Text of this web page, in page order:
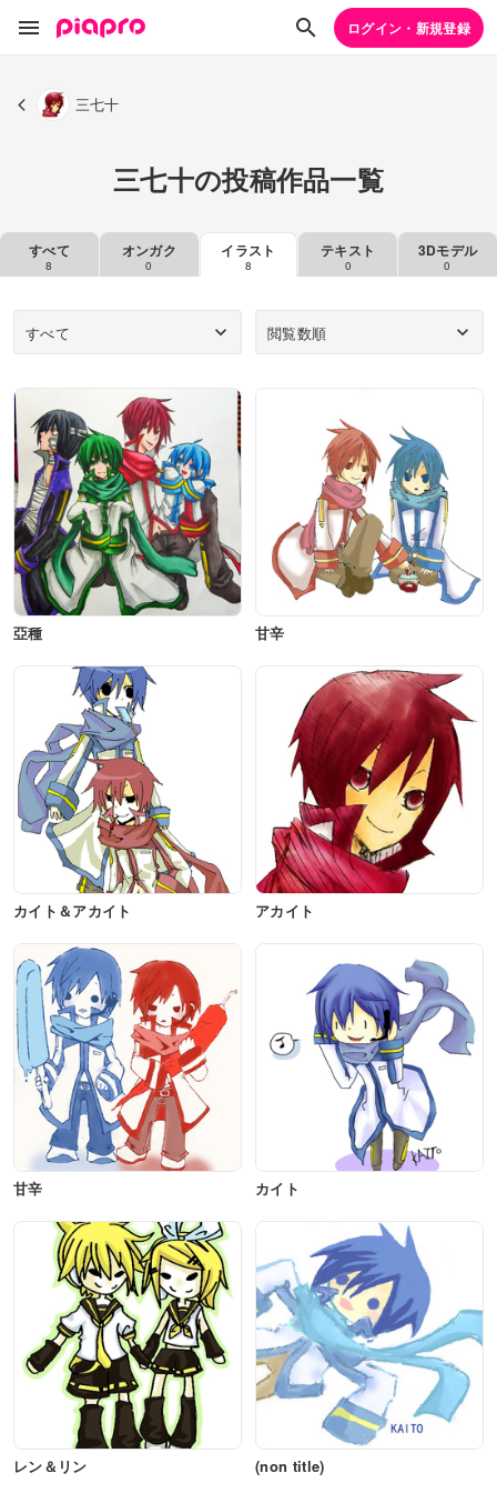
ログイン・新規登録
三七十
三七十の投稿作品一覧
すべて
8
オンガク
0
イラスト
8
テキスト
0
3Dモデル
0
すべて 閲覧数順
亞種 甘辛
カイト＆アカイト アカイト
甘辛 カイト
レン＆リン (non title)